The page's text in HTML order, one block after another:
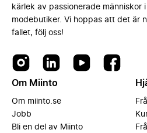
kärlek av passionerade människor
modebutiker. Vi hoppas att det är
fallet, följ oss!
Om Miinto
Om miinto.se
Jobb
Bli en del av Miinto